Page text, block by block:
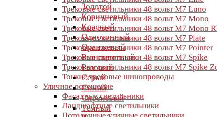
Трековые светильники 48 вольт M7 Luno
Трековые светильники 48 вольт M7 Mono
Трековые светильники 48 вольт M7 Mono
Трековые светильники 48 вольт M7 Plate
Трековые светильники 48 вольт M7 Pointer
Трековые светильники 48 вольт M7 Spike
Трековые светильники 48 вольт M7 Spike
Тонкие трековые шинопроводы
Уличное освещение
Фасадные светильники
Ландшафтные светильники
Золотой
Коричневый
Красный
Однотонный
Оранжевый
Разноцветный
Розовый
Серый
Синий
Сиреневый
Темный